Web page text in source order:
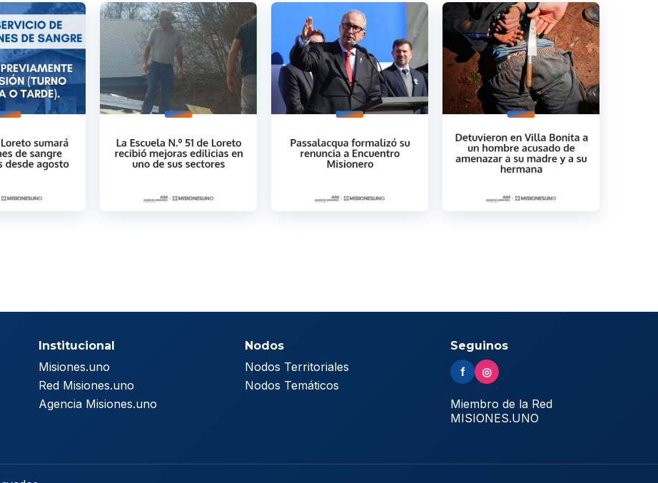
Institucional
Misiones.uno
Red Misiones.uno
Agencia Misiones.uno
Nodos
Nodos Territoriales
Nodos Temáticos
Seguinos
f ◎
Miembro de la Red
MISIONES.UNO